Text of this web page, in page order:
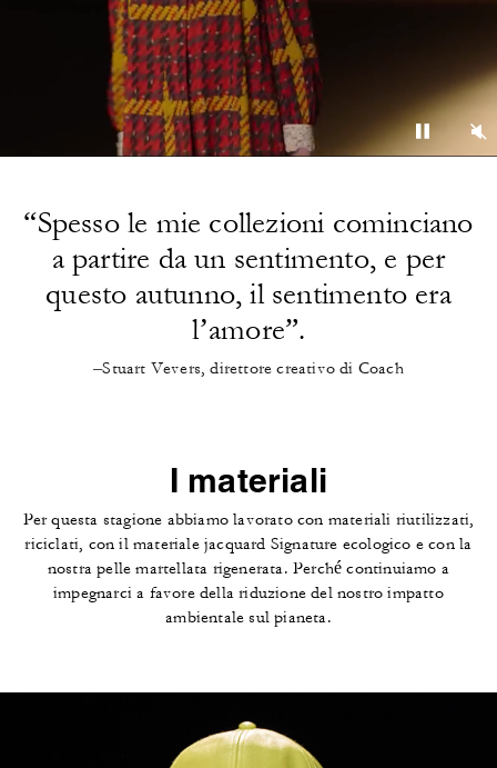
“Spesso le mie collezioni cominciano
a partire da un sentimento, e per
questo autunno, il sentimento era
l’amore”.
–Stuart Vevers, direttore creativo di Coach
I materiali
Per questa stagione abbiamo lavorato con materiali riutilizzati,
riciclati, con il materiale jacquard Signature ecologico e con la
nostra pelle martellata rigenerata. Perché continuiamo a
impegnarci a favore della riduzione del nostro impatto
ambientale sul pianeta.